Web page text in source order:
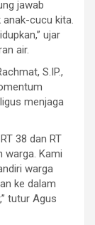
jawab
cucu kita.
ujar
air.
S.IP.,
menjaga
38 dan RT
warga. Kami
warga
ke dalam
tutur Agus